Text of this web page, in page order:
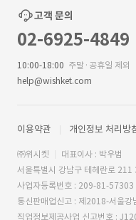
고객 문의
02-6925-4849
10:00-18:00 주말·공휴일 제외
help@wishket.com
이용약관 개인정보 처리방
㈜위시켓
대표이사 : 박우범
서울특별시 강남구 테헤란로 211
사업자등록번호 : 209-81-57303
통신판매업신고 : 제2018-서울
직업정보제공사업 신고번호 :